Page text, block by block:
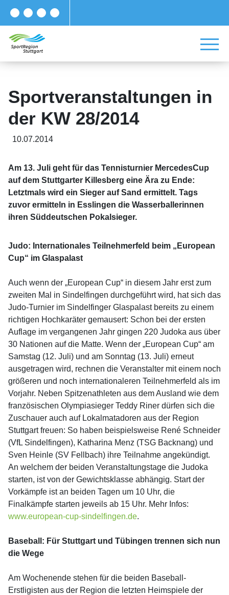
Sportveranstaltungen in
der KW 28/2014
10.07.2014
Am 13. Juli geht für das Tennisturnier MercedesCup
auf dem Stuttgarter Killesberg eine Ära zu Ende:
Letztmals wird ein Sieger auf Sand ermittelt. Tags
zuvor ermitteln in Esslingen die Wasserballerinnen
ihren Süddeutschen Pokalsieger.
Judo: Internationales Teilnehmerfeld beim „European
Cup“ im Glaspalast
Auch wenn der „European Cup“ in diesem Jahr erst zum
zweiten Mal in Sindelfingen durchgeführt wird, hat sich das
Judo-Turnier im Sindelfinger Glaspalast bereits zu einem
richtigen Hochkaräter gemausert: Schon bei der ersten
Auflage im vergangenen Jahr gingen 220 Judoka aus über
30 Nationen auf die Matte. Wenn der „European Cup“ am
Samstag (12. Juli) und am Sonntag (13. Juli) erneut
ausgetragen wird, rechnen die Veranstalter mit einem noch
größeren und noch internationaleren Teilnehmerfeld als im
Vorjahr. Neben Spitzenathleten aus dem Ausland wie dem
französischen Olympiasieger Teddy Riner dürfen sich die
Zuschauer auch auf Lokalmatadoren aus der Region
Stuttgart freuen: So haben beispielsweise René Schneider
(VfL Sindelfingen), Katharina Menz (TSG Backnang) und
Sven Heinle (SV Fellbach) ihre Teilnahme angekündigt.
An welchem der beiden Veranstaltungstage die Judoka
starten, ist von der Gewichtsklasse abhängig. Start der
Vorkämpfe ist an beiden Tagen um 10 Uhr, die
Finalkämpfe starten jeweils ab 15 Uhr. Mehr Infos:
www.european-cup-sindelfingen.de.
Baseball: Für Stuttgart und Tübingen trennen sich nun
die Wege
Am Wochenende stehen für die beiden Baseball-
Erstligisten aus der Region die letzten Heimspiele der